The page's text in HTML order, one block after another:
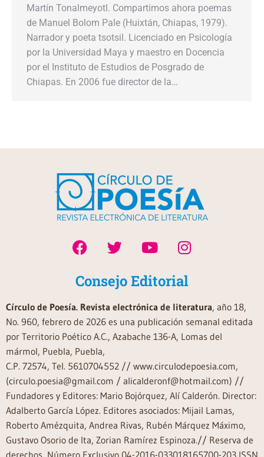
Martín Tonalmeyotl. Compartimos ahora poemas
de Manuel Bolom Pale (Huixtán, Chiapas, 1979).
Narrador y poeta tsotsil. Licenciado en Psicología
por la Universidad Maya y maestro en Docencia
por el Instituto de Estudios de Posgrado de
Chiapas. En 2006 fue director de la…
Consejo Editorial
Círculo de Poesía. Revista electrónica de literatura, año 18,
No. 960, febrero de 2026 es una publicación semanal editada
por Territorio Poético A.C., Azabache 136-A, Lomas del
mármol, Puebla, Puebla,
C.P. 72574, Tel. 5610704552 // www.circulodepoesia.com,
(circulo.poesia@gmail.com / alicalderonf@hotmail.com) //
Fundadores y Editores: Mario Bojórquez, Alí Calderón. Director:
Adalberto García López. Editores asociados: Mijail Lamas,
Roberto Amézquita, Andrea Rivas, Rubén Márquez Máximo,
Gustavo Osorio de Ita, Zorian Ramírez Espinoza.// Reserva de